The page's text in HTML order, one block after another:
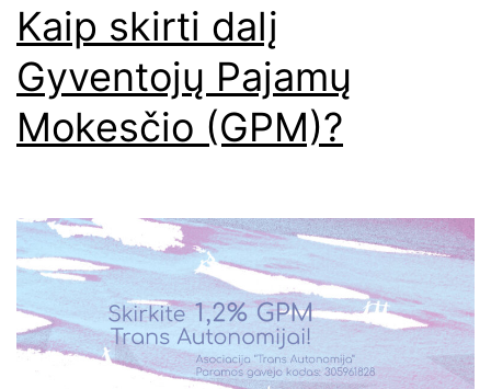
Kaip skirti dalį
Gyventojų Pajamų
Mokesčio (GPM)?